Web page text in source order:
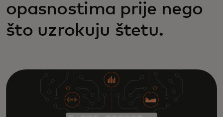
opasnostima prije nego
što uzrokuju štetu.